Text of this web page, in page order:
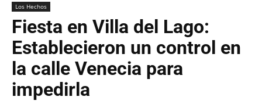
Los Hechos
Fiesta en Villa del Lago:
Establecieron un control en
la calle Venecia para
impedirla